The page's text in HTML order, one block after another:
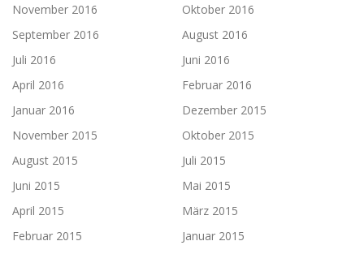
November 2016
Oktober 2016
September 2016
August 2016
Juli 2016
Juni 2016
April 2016
Februar 2016
Januar 2016
Dezember 2015
November 2015
Oktober 2015
August 2015
Juli 2015
Juni 2015
Mai 2015
April 2015
März 2015
Februar 2015
Januar 2015